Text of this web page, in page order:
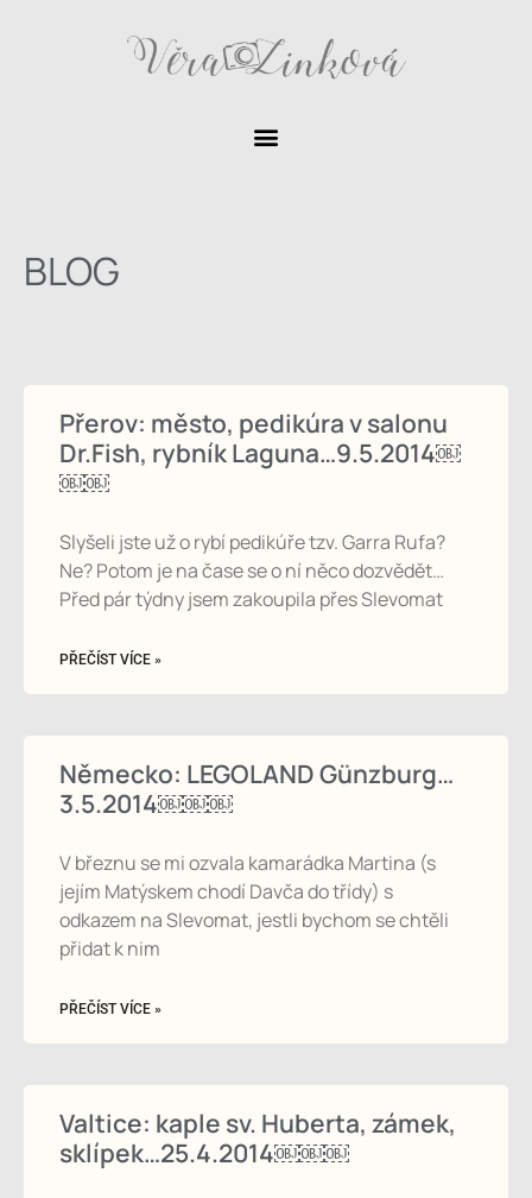
BLOG
Přerov: město, pedikúra v salonu
Dr.Fish, rybník Laguna…9.5.2014￼
￼￼
Slyšeli jste už o rybí pedikúře tzv. Garra Rufa?
Ne? Potom je na čase se o ní něco dozvědět…
Před pár týdny jsem zakoupila přes Slevomat
PŘEČÍST VÍCE »
Německo: LEGOLAND Günzburg…
3.5.2014￼￼￼
V březnu se mi ozvala kamarádka Martina (s
jejím Matýskem chodí Davča do třídy) s
odkazem na Slevomat, jestli bychom se chtěli
přidat k nim
PŘEČÍST VÍCE »
Valtice: kaple sv. Huberta, zámek,
sklípek…25.4.2014￼￼￼